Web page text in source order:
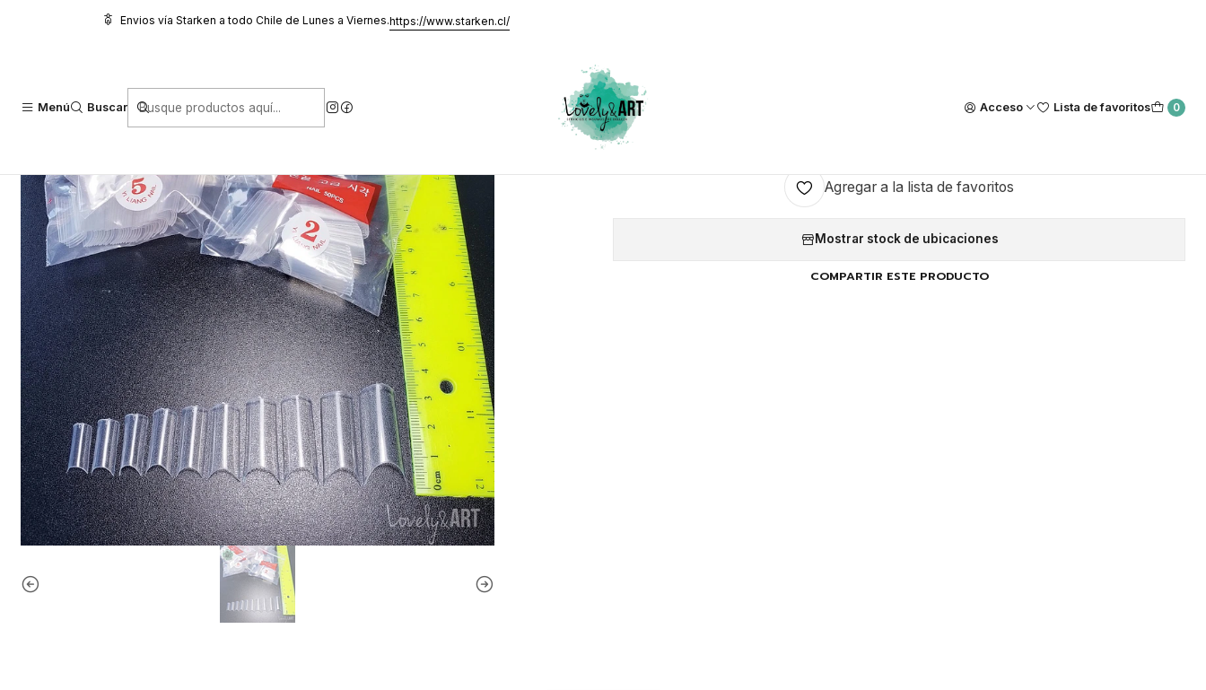
Menú Buscar Acceso Lista de favoritos 0
Envios vía Starken a todo Chile de Lunes a Viernes.https://www.starken.cl/
Acrílicos Tips Tips Curva C Transparente 500 unidades
Tips Curva C Transparente 500 unidades
Cantidad
Agregar a la lista de favoritos
Mostrar stock de ubicaciones
COMPARTIR ESTE PRODUCTO